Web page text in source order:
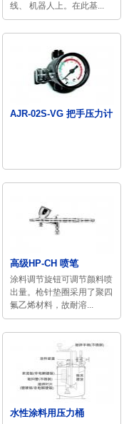
线、 机器人上。在此基...
AJR-02S-VG 把手压力计
高级HP-CH 喷笔
涂料调节旋钮可调节颜料喷
出量。枪针垫圈采用了聚四
氟乙烯材料，故耐溶...
水性涂料用压力桶